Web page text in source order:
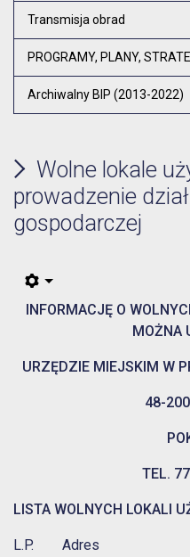
Transmisja obrad
PROGRAMY, PLANY,
Archiwalny BIP (2013-2022)
Wolne lokale
prowadzenie
gospodarczej
INFORMACJĘ O
MOŻNA
URZĘDZIE MIEJSKIM W
48-
TEL.
LISTA WOLNYCH LOKALI
L.P. Adres